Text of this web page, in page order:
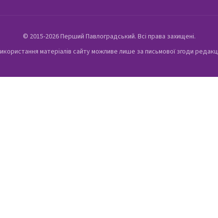
© 2015-2026 Перший Павлоградський. Всі права захищені.
матеріалів сайту можливе лише за письмової згоди